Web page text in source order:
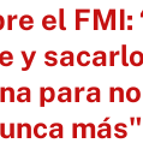
el FMI:
y
para
más"